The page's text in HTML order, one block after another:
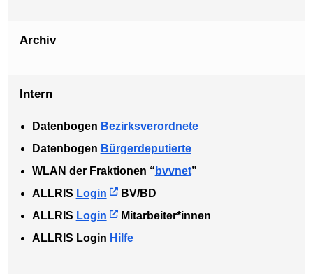
Archiv
Intern
Datenbogen Bezirksverordnete
Datenbogen Bürgerdeputierte
WLAN der Fraktionen “ bvvnet”
ALLRIS Login
BV/BD
ALLRIS Login
Mitarbeiter*innen
ALLRIS Login Hilfe